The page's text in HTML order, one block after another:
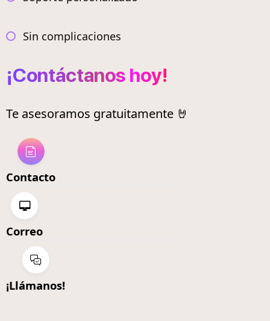
Sin complicaciones
¡Contáctanos hoy!
Te asesoramos gratuitamente 🤘
Contacto
Correo
¡Llámanos!